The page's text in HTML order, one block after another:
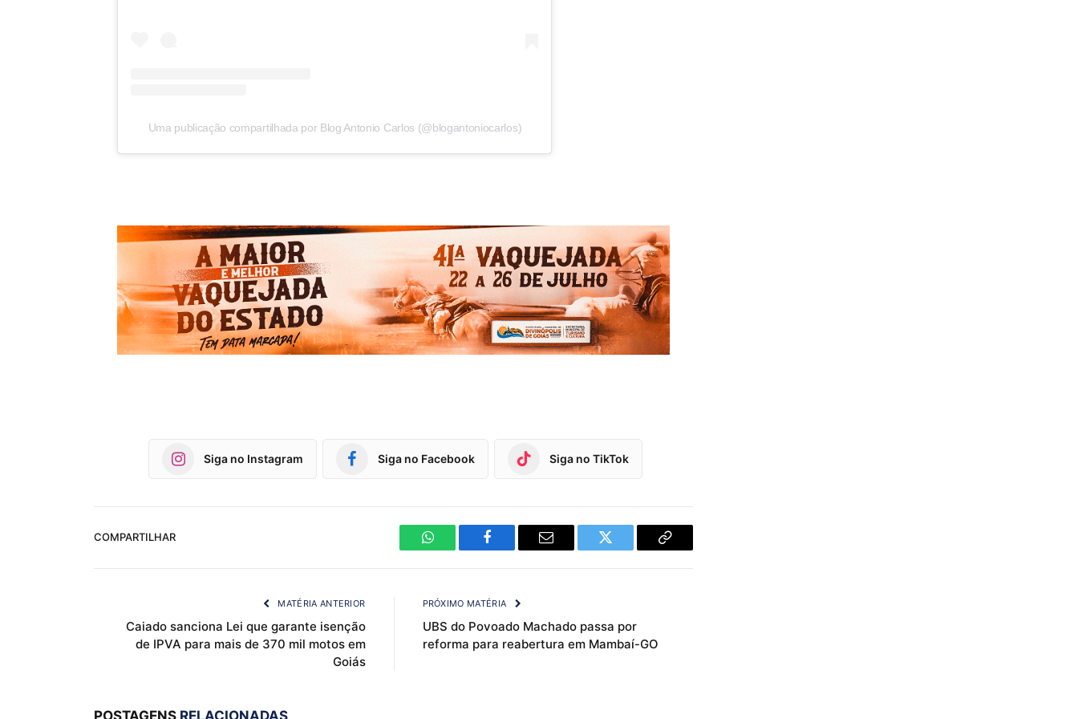
Uma publicação compartilhada por Blog Antonio Carlos (@blogantoniocarlos)
Siga no Instagram Siga no Facebook Siga no TikTok
COMPARTILHAR
WhatsAppFacebook Email Twitter
Copy
MATÉRIA ANTERIOR
Caiado sanciona Lei que garante isenção
de IPVA para mais de 370 mil motos em
Goiás
PRÓXIMO MATÉRIA
UBS do Povoado Machado passa por
reforma para reabertura em Mambaí-GO
POSTAGENS RELACIONADAS